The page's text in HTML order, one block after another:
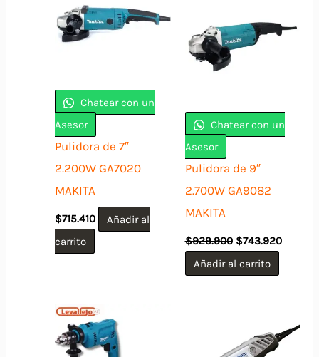
Chatear con un
Asesor
Pulidora de 7″
2.200W GA7020
MAKITA
$715.410
Añadir al
carrito
Chatear con un
Asesor
Pulidora de 9″
2.700W GA9082
MAKITA
$929.900 El
precio
original
era:
$743.920El
precio
Añadir al carrito